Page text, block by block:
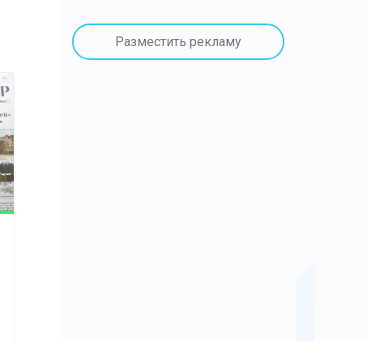
Разместить рекламу